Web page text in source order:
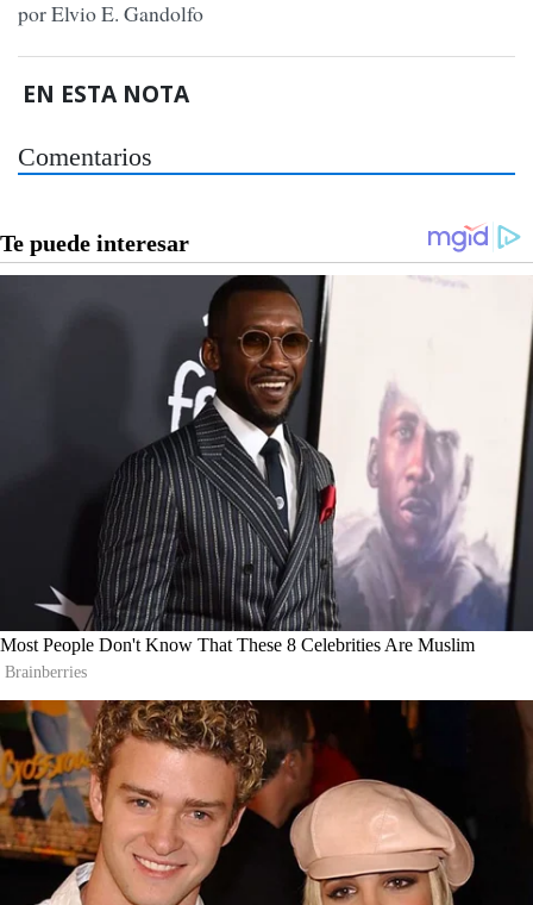
por Elvio E. Gandolfo
EN ESTA NOTA
Comentarios